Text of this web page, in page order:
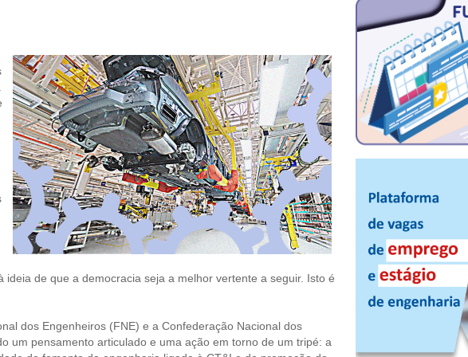
de que a democracia seja a melhor vertente a seguir. Isto é
dos Engenheiros (FNE) e a Confederação Nacional dos
um pensamento articulado e uma ação em torno de um tripé: a